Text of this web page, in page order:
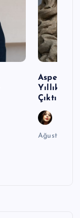
Yıllık
Çıktı
Ağustos 7,